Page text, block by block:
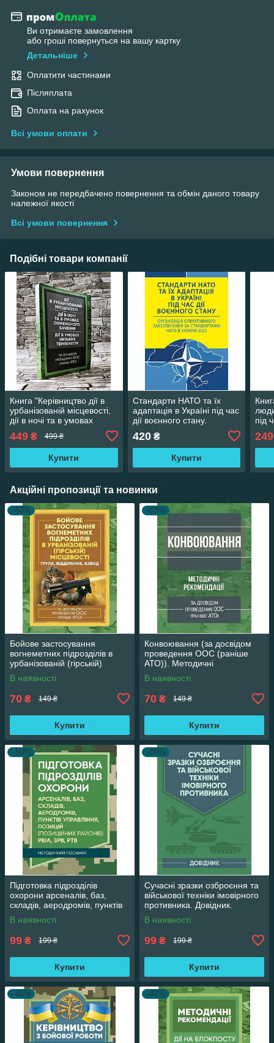
Ви отримаєте замовлення
або гроші повернуться на вашу картку
Детальніше
Оплатити частинами
Післяплата
Оплата на рахунок
Всі умови оплати
Умови повернення
Законом не передбачено повернення та обмін даного товару
належної якості
Всі умови повернення
Подібні товари компанії
Книга "Керівництво дії в
урбанізованій місцевості,
дії в ночі та в умовах
449 ₴ 499 ₴
Купити
Стандарти НАТО та їх
адаптація в Україні під час
дії воєнного стану.
Організація оперативного
забезпечення за
420₴
Купити
під
249
Акційні пропозиції та новинки
–53%
Бойове застосування
вогнеметних підрозділів в
урбанізованій (гірській)
місцевості (група, відділення,
взвод).
В наявності
70 ₴ 149 ₴
Купити
–53%
Конвоювання (за досвідом
проведення ООС (раніше
АТО)). Методичні
рекомендації
В наявності
70 ₴ 149 ₴
Купити
–50%
Підготовка підрозділів
охорони арсеналів, баз,
складів, аеродромів, пунктів
управління, позицій
(позиційних
В наявності
99 ₴ 199 ₴
Купити
–50%
Сучасні зразки озброєння та
військової техніки імовірного
противника. Довідник.
В наявності
99 ₴ 199 ₴
Купити
–46% –42%